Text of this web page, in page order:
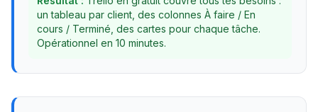
un tableau par client, des colonnes À faire / En
cours / Terminé, des cartes pour chaque tâche.
Opérationnel en 10 minutes.